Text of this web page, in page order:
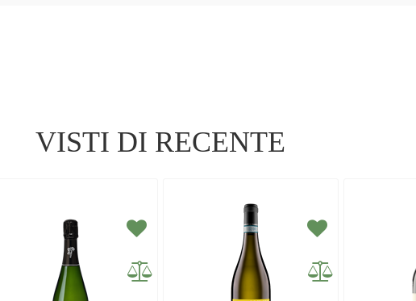
VISTI DI RECENTE